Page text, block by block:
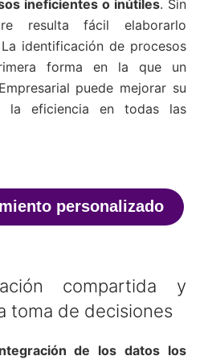
ineficientes o inútiles. Sin
resulta fácil elaborarlo
identificación de procesos
forma en la que un
puede mejorar su
la eficiencia en todas las
personalizado
compartida y
toma de decisiones
de los datos los